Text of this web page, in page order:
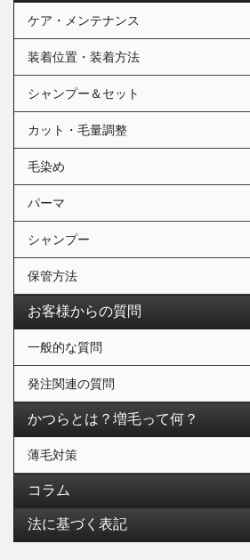
ケア・メンテナンス
装着位置・装着方法
シャンプー＆セット
カット・毛量調整
毛染め
パーマ
シャンプー
保管方法
お客様からの質問
一般的な質問
発注関連の質問
かつらとは？増毛って何？
薄毛対策
コラム
法に基づく表記